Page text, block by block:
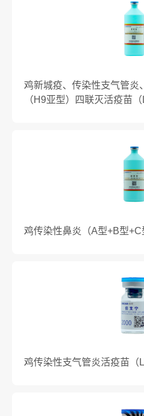
鸡新城疫、传染性支气管炎
（H9亚型）四联灭活疫苗
鸡传染性鼻炎（A型+B型
鸡传染性支气管炎活疫苗（